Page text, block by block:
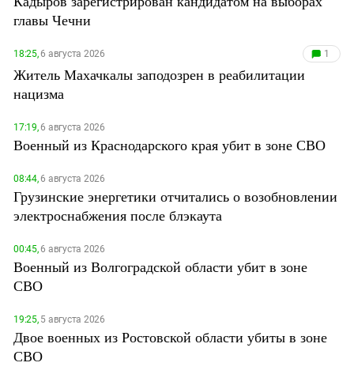
главы Чечни
18:25,6 августа 2026 1
Житель Махачкалы заподозрен в реабилитации
нацизма
17:19,6 августа 2026
Военный из Краснодарского края убит в зоне СВО
08:44,6 августа 2026
Грузинские энергетики отчитались о возобновлении
электроснабжения после блэкаута
00:45,6 августа 2026
Военный из Волгоградской области убит в зоне
СВО
19:25,5 августа 2026
Двое военных из Ростовской области убиты в зоне
СВО